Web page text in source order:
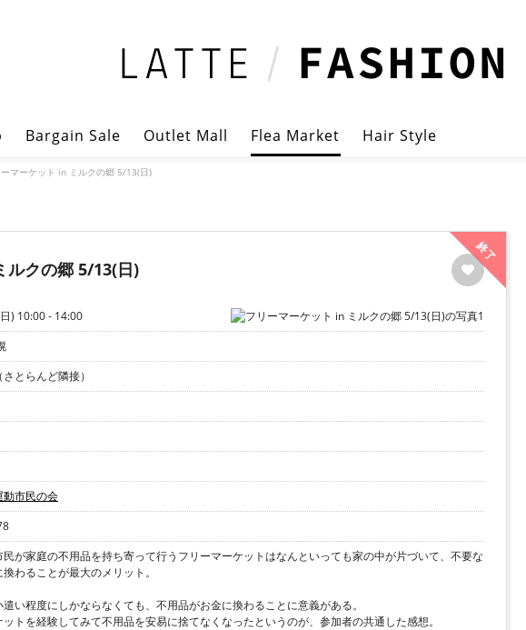
Bargain Sale Outlet Mall Flea Market Hair Style
マーケット in ミルクの郷 5/13(日)
ルクの郷 5/13(日)
終了
) 10:00 - 14:00
とらんど隣接）
動市民の会
が家庭の不用品を持ち寄って行うフリーマーケットはなんといっても家の中が片づいて、不要な
わることが最大のメリット。
い程度にしかならなくても、不用品がお金に換わることに意義がある。
トを経験してみて不用品を安易に捨てなくなったというのが、参加者の共通した感想。